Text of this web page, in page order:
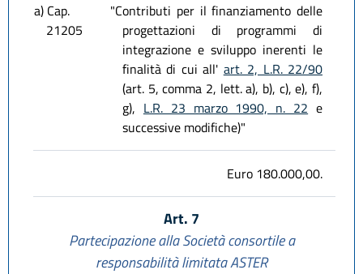
a) Cap.
21205
"Contributi per il finanziamento delle
progettazioni di programmi di
integrazione e sviluppo inerenti le
finalità di cui all' art. 2, L.R. 22/90
(art. 5, comma 2, lett. a), b), c), e), f),
g), L.R. 23 marzo 1990, n. 22 e
successive modifiche)"
Euro 180.000,00.
Art. 7
Partecipazione alla Società consortile a
responsabilità limitata ASTER